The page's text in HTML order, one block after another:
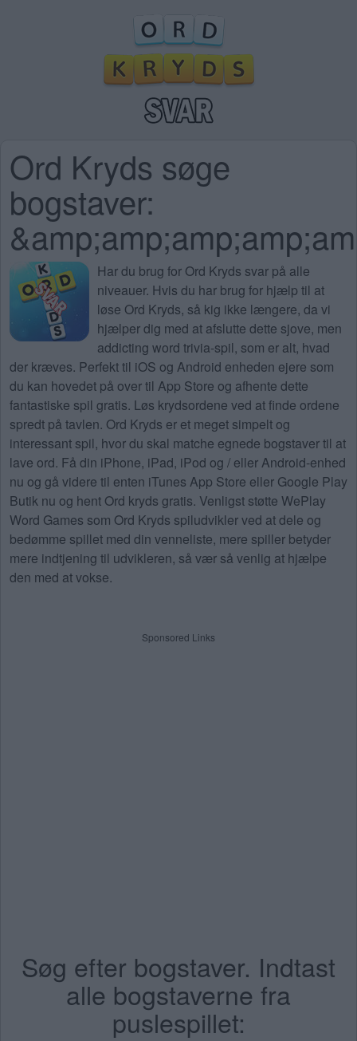
Ord Kryds søge
bogstaver:
Har du brug for Ord Kryds svar på alle
niveauer. Hvis du har brug for hjælp til at
løse Ord Kryds, så kig ikke længere, da vi
hjælper dig med at afslutte dette sjove, men
addicting word trivia-spil, som er alt, hvad
der kræves. Perfekt til iOS og Android enheden ejere som
du kan hovedet på over til App Store og afhente dette
fantastiske spil gratis. Løs krydsordene ved at finde ordene
spredt på tavlen. Ord Kryds er et meget simpelt og
interessant spil, hvor du skal matche egnede bogstaver til at
lave ord. Få din iPhone, iPad, iPod og / eller Android-enhed
nu og gå videre til enten iTunes App Store eller Google Play
Butik nu og hent Ord kryds gratis. Venligst støtte WePlay
Word Games som Ord Kryds spiludvikler ved at dele og
bedømme spillet med din venneliste, mere spiller betyder
mere indtjening til udvikleren, så vær så venlig at hjælpe
den med at vokse.
Sponsored Links
Søg efter bogstaver. Indtast
alle bogstaverne fra
puslespillet: